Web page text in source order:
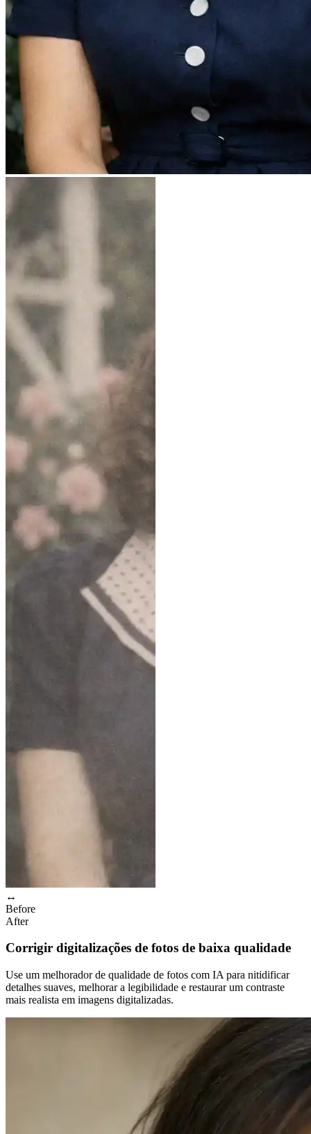
↔
Before
After
Corrigir digitalizações de fotos de baixa qualidade
Use um melhorador de qualidade de fotos com IA para nitidificar
detalhes suaves, melhorar a legibilidade e restaurar um contraste
mais realista em imagens digitalizadas.